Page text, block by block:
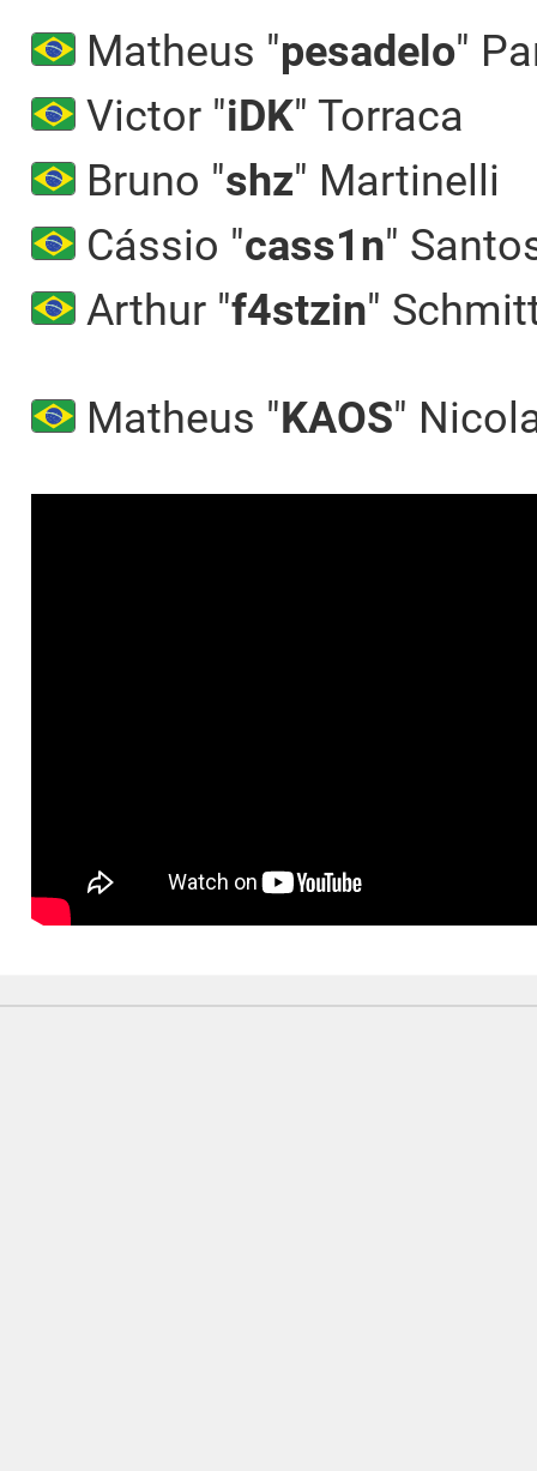
Matheus "pesadelo"
Victor "iDK" Torraca
Bruno "shz" Martinelli
Cássio "cass1n"
Arthur "f4stzin"
Matheus "KAOS"